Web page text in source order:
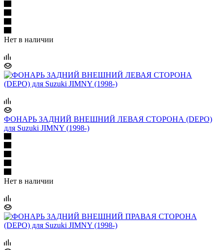
Нет в наличии
ФОНАРЬ ЗАДНИЙ ВНЕШНИЙ ЛЕВАЯ СТОРОНА (DEPO)
для Suzuki JIMNY (1998-)
Нет в наличии